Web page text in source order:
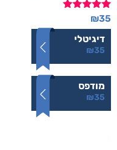
דורג
מתוך 5
₪35
דיגיטלי
₪35
מודפס
₪35